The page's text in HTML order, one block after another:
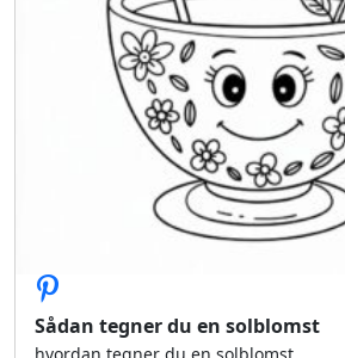
Sådan tegner du en solblomst